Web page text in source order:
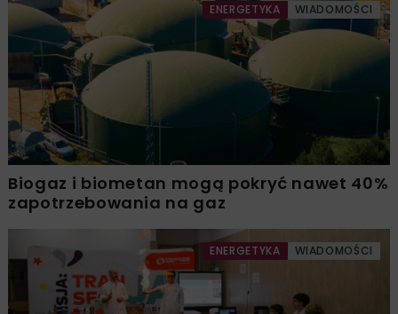
ENERGETYKA WIADOMOŚCI
Biogaz i biometan mogą pokryć nawet 40%
zapotrzebowania na gaz
ENERGETYKA WIADOMOŚCI